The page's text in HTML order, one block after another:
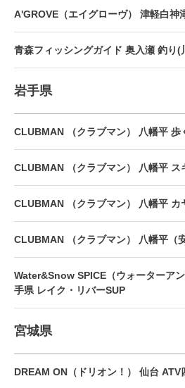
A'GROVE（エイグローヴ） 津軽白神
青森フィッシングガイド 奥入瀬 釣り(
岩手県
CLUBMAN （クラブマン） 八幡平 歩
CLUBMAN （クラブマン） 八幡平 ス
CLUBMAN （クラブマン） 八幡平 カ
CLUBMAN （クラブマン） 八幡平（
Water&Snow SPICE（ウォーターア
手県 レイク・リバーSUP
宮城県
DREAM ON（ドリオン！） 仙台 ATV